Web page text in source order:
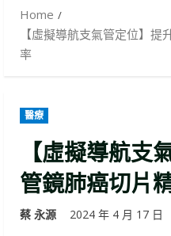
Home
【虛擬導航支氣管定位】
率
醫療
【虛擬導航支
管鏡肺癌切片
蔡 永源 2024 年 4 月 17 日